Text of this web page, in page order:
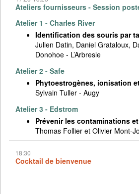
Ateliers fournisseurs - Session
Atelier 1 - Charles River
Identification des souris par
Julien Datin, Daniel Grataloux,
Donohoe - L’Arbresle
Atelier 2 - Safe
Phytoestrogènes, ionisation
Sylvain Tuller - Augy
Atelier 3 - Edstrom
Prévenir les contaminations
Thomas Follier et Olivier Mont-
18:30
Cocktail de bienvenue